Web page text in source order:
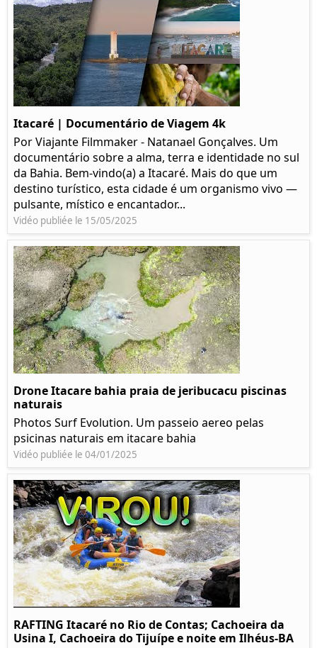
Itacaré | Documentário de Viagem 4k
Por Viajante Filmmaker - Natanael Gonçalves. Um
documentário sobre a alma, terra e identidade no sul
da Bahia. Bem-vindo(a) a Itacaré. Mais do que um
destino turístico, esta cidade é um organismo vivo —
pulsante, místico e encantador...
Vidéo publiée le 15/05/2025
Drone Itacare bahia praia de jeribucacu piscinas
naturais
Photos Surf Evolution. Um passeio aereo pelas
psicinas naturais em itacare bahia
Vidéo publiée le 04/01/2025
RAFTING Itacaré no Rio de Contas; Cachoeira da
Usina I, Cachoeira do Tijuípe e noite em Ilhéus-BA